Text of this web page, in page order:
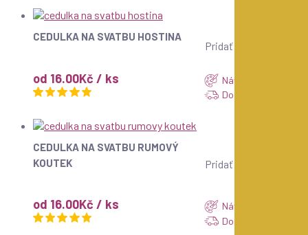
ZOBRAZIT
CEDULKA NA SVATBU HOSTINA
Pridať k obľúbeným
od 16.00Kč / ks
Návrh do 24 hod.
Dodání do 7 dnů
ZOBRAZIT
CEDULKA NA SVATBU RUMOVÝ
KOUTEK
Pridať k obľúbeným
od 16.00Kč / ks
Návrh do 24 hod.
Dodání do 7 dnů